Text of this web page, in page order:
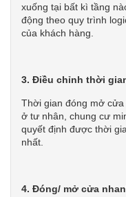
xuống tại bất kì tầng
động theo quy trình
của khách hàng.
3. Điều chỉnh thời
Thời gian đóng mở
ở tư nhân, chung cư
quyết định được thời
nhất.
4. Đóng/ mở cửa